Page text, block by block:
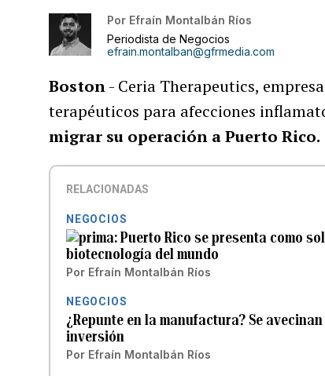
Por Efraín Montalbán Ríos
Periodista de Negocios
efrain.montalban@gfrmedia.com
Boston- Ceria Therapeutics,
terapéuticos para afecciones
migrar su operación a Puerto Rico.
RELACIONADAS
NEGOCIOS
Puerto Rico se presenta como
biotecnología del mundo
Por Efraín Montalbán Ríos
NEGOCIOS
¿Repunte en la manufactura? Se
inversión
Por Efraín Montalbán Ríos